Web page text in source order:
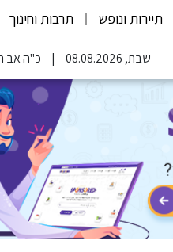
תיירות ונופש תרבות וחינוך
שבת, 08.08.2026 כ"ה אב